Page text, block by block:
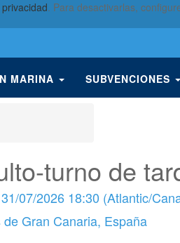
. Para desactivarlas,
MARINA SUBVENCIONES
turno de
31/07/2026 18:30 (Atlantic/
de Gran Canaria, España